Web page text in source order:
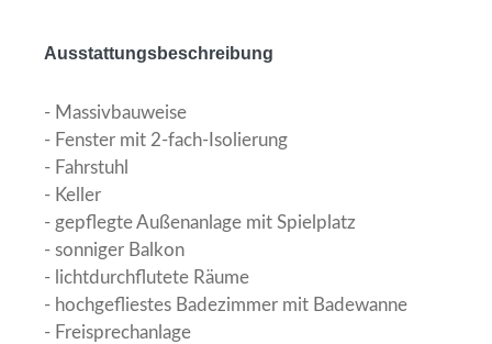
Ausstattungsbeschreibung
- Massivbauweise
- Fenster mit 2-fach-Isolierung
- Fahrstuhl
- Keller
- gepflegte Außenanlage mit Spielplatz
- sonniger Balkon
- lichtdurchflutete Räume
- hochgefliestes Badezimmer mit Badewanne
- Freisprechanlage